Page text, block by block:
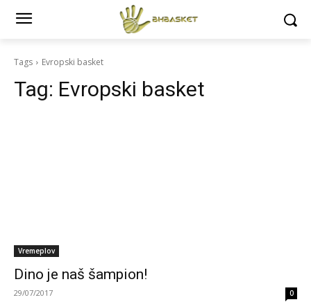
Tags Evropski basket
Tag: Evropski basket
Vremeplov
Dino je naš šampion!
29/07/2017 0